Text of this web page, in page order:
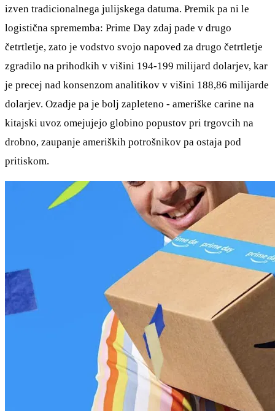
izven tradicionalnega julijskega datuma. Premik pa ni le
logistična sprememba: Prime Day zdaj pade v drugo
četrtletje, zato je vodstvo svojo napoved za drugo četrtletje
zgradilo na prihodkih v višini 194-199 milijard dolarjev, kar
je precej nad konsenzom analitikov v višini 188,86 milijarde
dolarjev. Ozadje pa je bolj zapleteno - ameriške carine na
kitajski uvoz omejujejo globino popustov pri trgovcih na
drobno, zaupanje ameriških potrošnikov pa ostaja pod
pritiskom.